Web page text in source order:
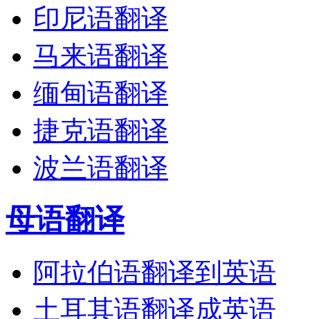
印尼语翻译
马来语翻译
缅甸语翻译
捷克语翻译
波兰语翻译
母语翻译
阿拉伯语翻译到英语
土耳其语翻译成英语